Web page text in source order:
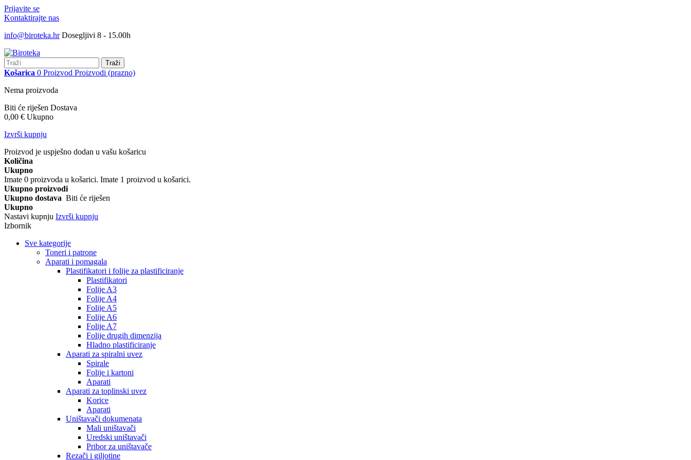
Prijavite se
Kontaktirajte nas
info@biroteka.hr Dosegljivi 8 - 15.00h
Traži
Košarica 0 Proizvod Proizvodi (prazno)
Nema proizvoda
Biti će riješen Dostava
0,00 € Ukupno
Izvrši kupnju
Proizvod je uspješno dodan u vašu košaricu
Količina
Ukupno
Imate 0 proizvoda u košarici. Imate 1 proizvod u košarici.
Ukupno proizvodi
Ukupno dostava Biti će riješen
Ukupno
Nastavi kupnju Izvrši kupnju
Izbornik
Sve kategorije
Toneri i patrone
Aparati i pomagala
Plastifikatori i folije za plastificiranje
Plastifikatori
Folije A3
Folije A4
Folije A5
Folije A6
Folije A7
Folije drugih dimenzija
Hladno plastificiranje
Aparati za spiralni uvez
Spirale
Folije i kartoni
Aparati
Aparati za toplinski uvez
Korice
Aparati
Uništavači dokumenata
Mali uništavači
Uredski uništavači
Pribor za uništavače
Rezači i giljotine